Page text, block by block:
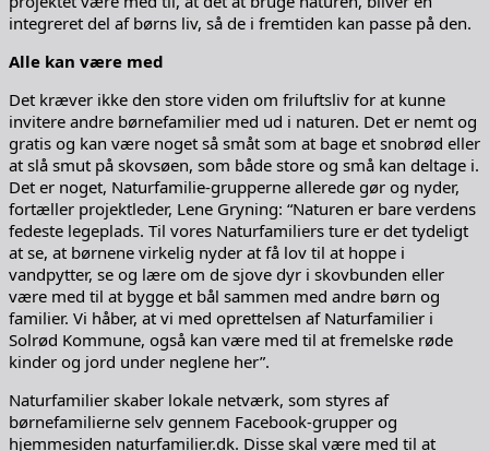
integreret del af børns liv, så de i fremtiden kan passe på den.
Alle kan være med
Det kræver ikke den store viden om friluftsliv for at kunne
invitere andre børnefamilier med ud i naturen. Det er nemt og
gratis og kan være noget så småt som at bage et snobrød eller
at slå smut på skovsøen, som både store og små kan deltage i.
Det er noget, Naturfamilie-grupperne allerede gør og nyder,
fortæller projektleder, Lene Gryning: “Naturen er bare verdens
fedeste legeplads. Til vores Naturfamiliers ture er det tydeligt
at se, at børnene virkelig nyder at få lov til at hoppe i
vandpytter, se og lære om de sjove dyr i skovbunden eller
være med til at bygge et bål sammen med andre børn og
familier. Vi håber, at vi med oprettelsen af Naturfamilier i
Solrød Kommune, også kan være med til at fremelske røde
kinder og jord under neglene her”.
Naturfamilier skaber lokale netværk, som styres af
børnefamilierne selv gennem Facebook-grupper og
hjemmesiden naturfamilier.dk. Disse skal være med til at